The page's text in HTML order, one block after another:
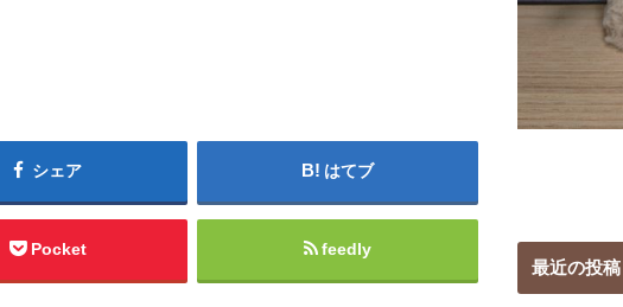
シェア はてブ
Pocket feedly
最近の投稿